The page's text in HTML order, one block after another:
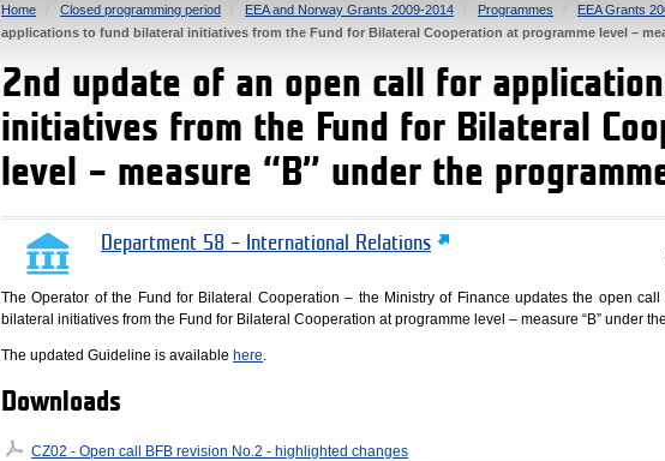
Home Closed programming period EEA and Norway Grants 2009-2014 Programmes EEA Grants
applications to fund bilateral initiatives from the Fund for Bilateral Cooperation at programme level –
2nd update of an open call for
initiatives from the Fund for Bilateral
level – measure “B” under the
Department 58 – International Relations
The Operator of the Fund for Bilateral Cooperation – the Ministry of Finance updates the open
bilateral initiatives from the Fund for Bilateral Cooperation at programme level – measure “B” under
The updated Guideline is availablehere
Downloads
CZ02 - Open call BFB revision No.2 - highlighted changes